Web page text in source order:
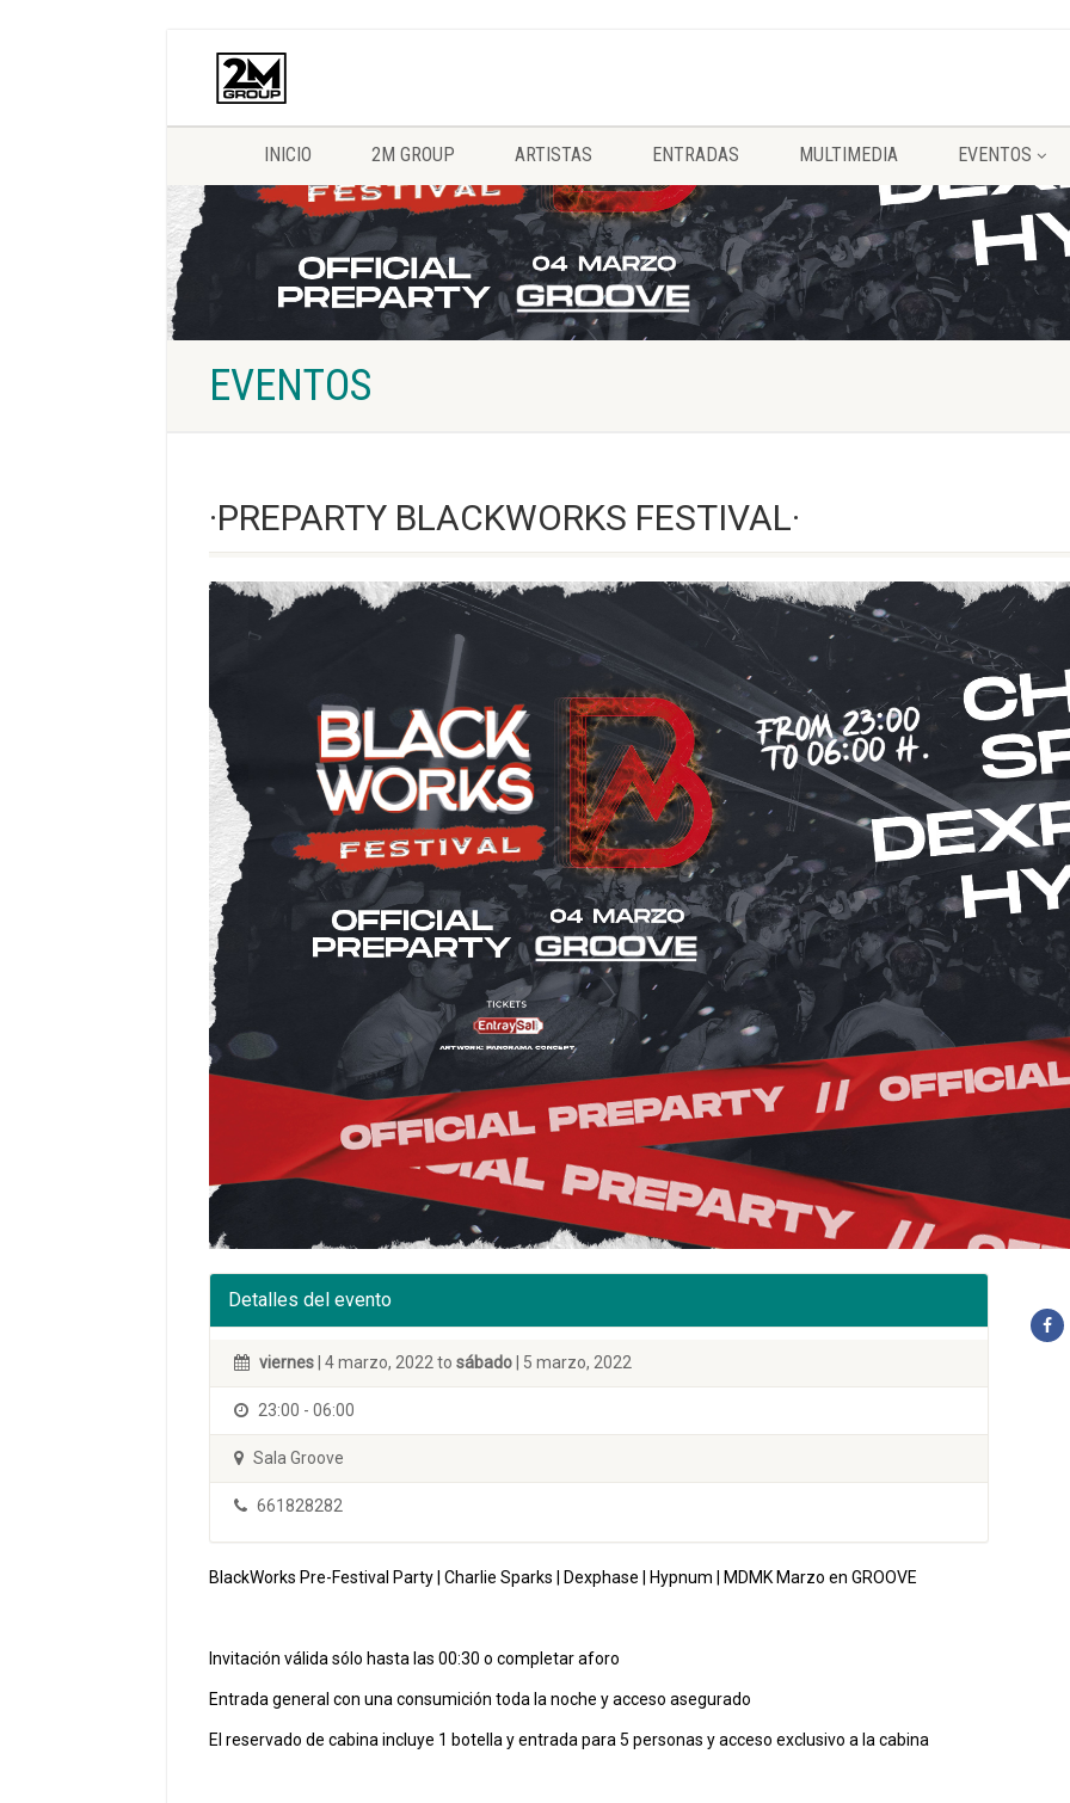
INICIO 2M GROUP ARTISTAS ENTRADAS MULTIMEDIA EVENTOS
EVENTOS
·PREPARTY BLACKWORKS FESTIVAL·
Detalles del evento
viernes | 4 marzo, 2022 to sábado | 5 marzo, 2022
23:00 - 06:00
Sala Groove
661828282
BlackWorks Pre-Festival Party | Charlie Sparks | Dexphase | Hypnum | MDMK Marzo en GROOVE
Invitación válida sólo hasta las 00:30 o completar aforo
Entrada general con una consumición toda la noche y acceso asegurado
El reservado de cabina incluye 1 botella y entrada para 5 personas y acceso exclusivo a la cabina